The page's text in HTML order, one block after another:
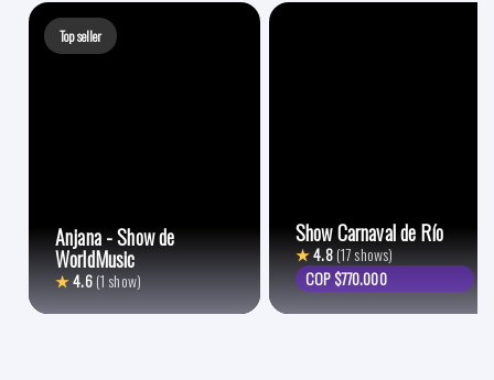
Top seller
Anjana - Show de
WorldMusic
★4.6(1 show)
Show Carnaval de Río
★4.8(17 shows)
COP $770.000